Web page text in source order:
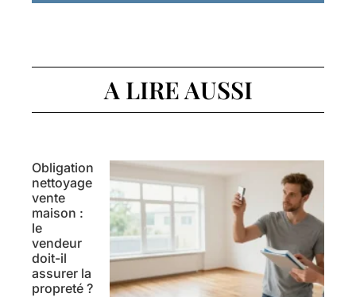
A LIRE AUSSI
Obligation
nettoyage
vente
maison :
le
vendeur
doit-il
assurer la
propreté ?